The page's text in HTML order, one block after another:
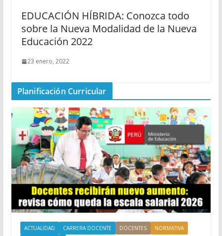
EDUCACIÓN HÍBRIDA: Conozca todo
sobre la Nueva Modalidad de la Nueva
Educación 2022
23 enero, 2022
Planificación Curricular
ACTUALIDAD CARRERA DOCENTE DOCENTES
NORMATIVA